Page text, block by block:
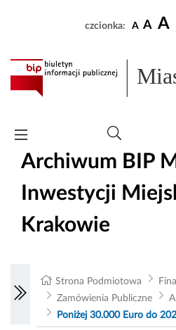
czcionka: A A A
Archiwum BIP
Inwestycji
Krakowie
Strona Podmiotowa
Zamówienia Publiczne
Poniżej 30.000 Euro do